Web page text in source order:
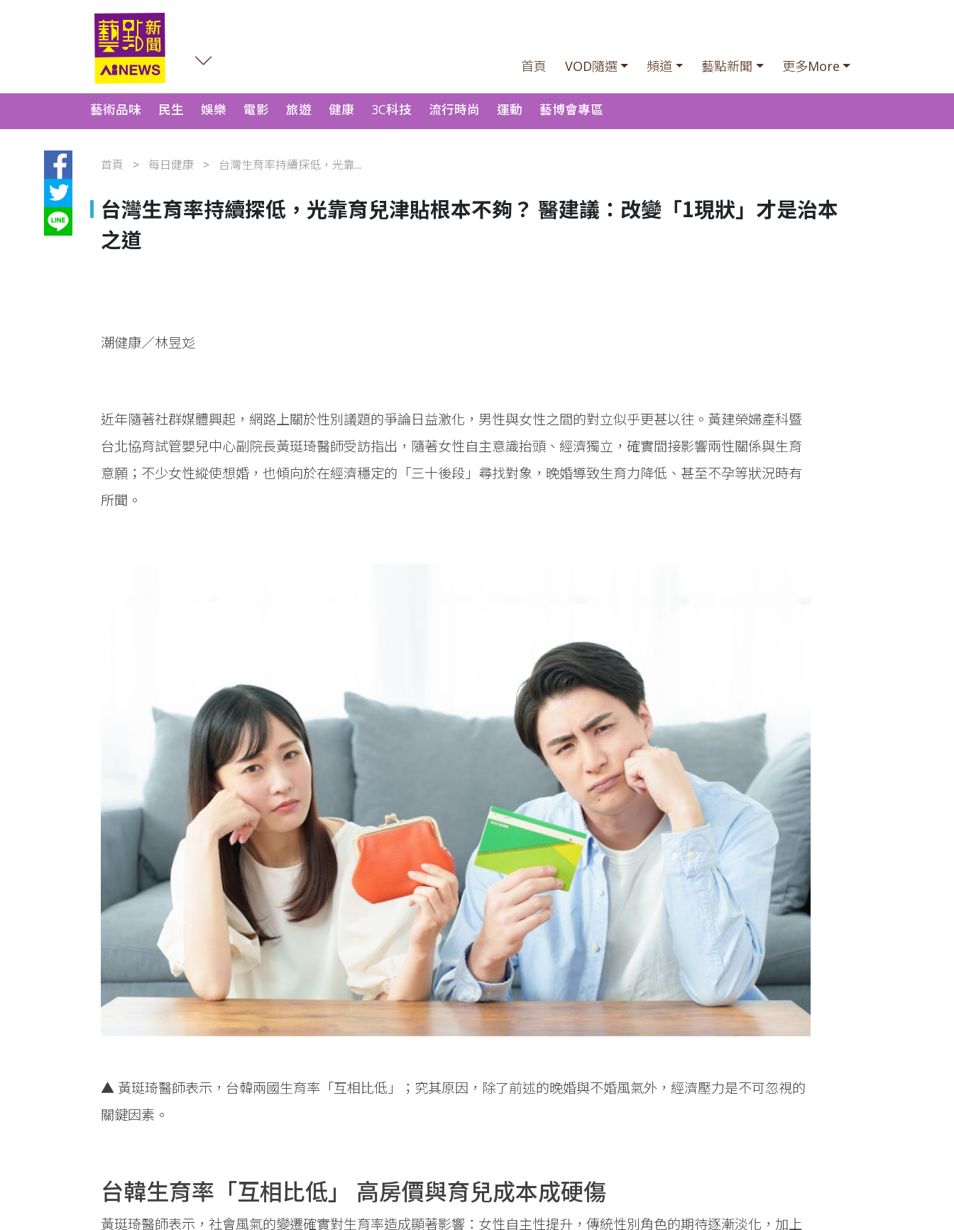
首頁 VOD隨選 頻道 藝點新聞 更多More
藝術品味 民生 娛樂 電影 旅遊 健康 3C科技 流行時尚 運動 藝博會專區
首頁 每日健康 台灣生育率持續探低，光靠...
台灣生育率持續探低，光靠育兒津貼根本不夠？ 醫建議：改變「1現狀」才是治本
之道
潮健康／林昱彣
近年隨著社群媒體興起，網路上關於性別議題的爭論日益激化，男性與女性之間的對立似乎更甚以往。黃建榮婦產科暨
台北協育試管嬰兒中心副院長黃珽琦醫師受訪指出，隨著女性自主意識抬頭、經濟獨立，確實間接影響兩性關係與生育
意願；不少女性縱使想婚，也傾向於在經濟穩定的「三十後段」尋找對象，晚婚導致生育力降低、甚至不孕等狀況時有
所聞。
▲ 黃珽琦醫師表示，台韓兩國生育率「互相比低」；究其原因，除了前述的晚婚與不婚風氣外，經濟壓力是不可忽視的
關鍵因素。
台韓生育率「互相比低」 高房價與育兒成本成硬傷
黃珽琦醫師表示，社會風氣的變遷確實對生育率造成顯著影響：女性自主性提升，傳統性別角色的期待逐漸淡化，加上